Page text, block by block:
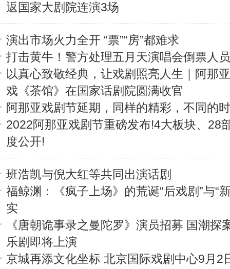
返国家大剧院连演3场
演出市场火力全开 “票”“房”都难求
打击黄牛！警方处理五月天演唱会倒票人
以真心致敬经典，让戏剧照亮人生｜阿那
戏《茶馆》在国家话剧院圆满收官
阿那亚戏剧节延期，同样的精彩，不同的
2022阿那亚戏剧节重磅发布!4大板块、28
度公开!
班浩凯与倪大红等共同出演话剧
福鲸渊：《疯子上场》的荒诞“后戏剧”与“
实
《唐朝诡事录之曼陀罗》演员招募 国潮探
乐剧即将上演
京城再添文化坐标 北京国际戏剧中心9月2